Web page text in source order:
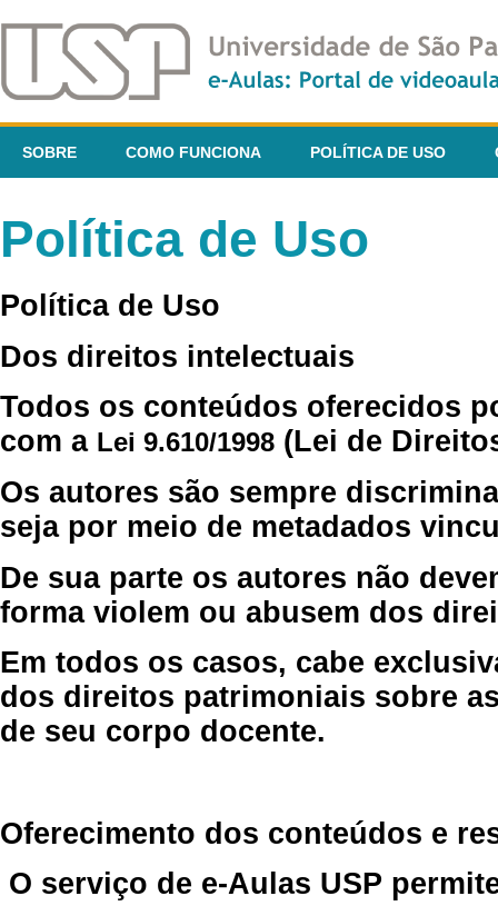
SOBRE COMO FUNCIONA POLÍTICA DE USO
Política de Uso
Política de Uso
Dos direitos intelectuais
Todos os conteúdos oferecidos
com a Lei 9.610/1998 (Lei de
Os autores são sempre
seja por meio de metadados
De sua parte os autores não
forma violem ou abusem dos
Em todos os casos, cabe
dos direitos patrimoniais sobre
de seu corpo docente.
Oferecimento dos conteúdos e
O serviço de e-Aulas USP